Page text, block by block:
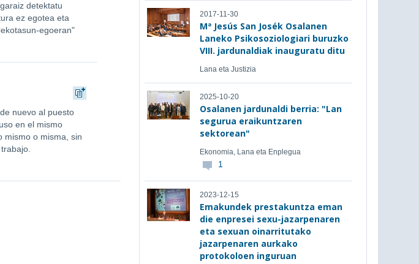
detektatu
ez egotea eta
egoeran"
nuevo al puesto
en el mismo
mismo o misma, sin
2017-11-30
Mª Jesús San Josék Osalanen
Laneko Psikosoziologiari buruzko
VIII. jardunaldiak inauguratu ditu
Lana eta Justizia
2025-10-20
Osalanen jardunaldi berria: "Lan
segurua eraikuntzaren
sektorean"
Ekonomia, Lana eta Enplegua
1
2023-12-15
Emakundek prestakuntza eman
die enpresei sexu-jazarpenaren
eta sexuan oinarritutako
jazarpenaren aurkako
protokoloen inguruan